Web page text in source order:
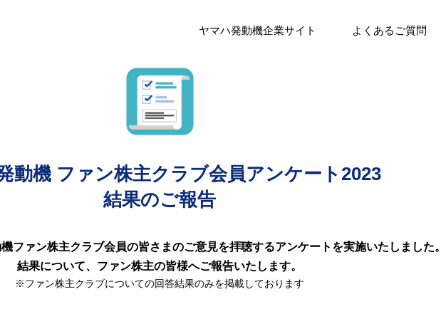
ヤマハ発動機企業サイト よくあるご質問
動機 ファン株主クラブ会員アンケート2023
結果のご報告
ファン株主クラブ会員の皆さまのご意見を拝聴するアンケートを実施いたしました。
結果について、ファン株主の皆様へご報告いたします。
※ファン株主クラブについての回答結果のみを掲載しております